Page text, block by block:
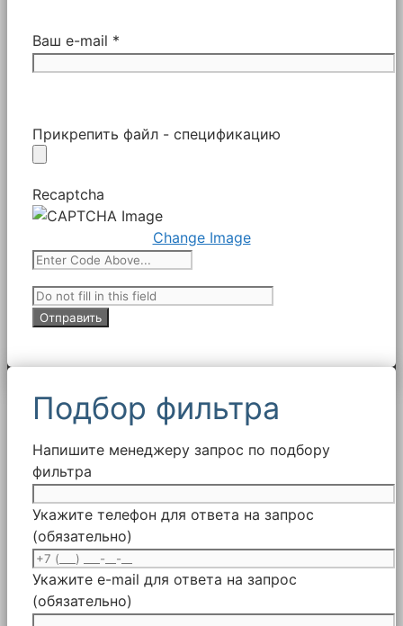
Ваш e-mail *
Прикрепить файл - спецификацию
Recaptcha
Change Image
Подбор фильтра
Напишите менеджеру запрос по подбору
фильтра
Укажите телефон для ответа на запрос
(обязательно)
Укажите e-mail для ответа на запрос
(обязательно)